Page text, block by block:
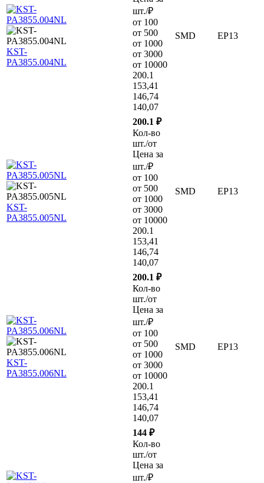
KST-
PA3855.004NL
шт./₽
от 100
от 500
от 1000
от 3000
от 10000
200.1
153,41
146,74
140,07
SMD EP13
KST-
PA3855.005NL
200.1 ₽
Кол-во
шт./от
Цена за
шт./₽
от 100
от 500
от 1000
от 3000
от 10000
200.1
153,41
146,74
140,07
SMD EP13
KST-
PA3855.006NL
200.1 ₽
Кол-во
шт./от
Цена за
шт./₽
от 100
от 500
от 1000
от 3000
от 10000
200.1
153,41
146,74
140,07
SMD EP13
144 ₽
Кол-во
шт./от
Цена за
шт./₽